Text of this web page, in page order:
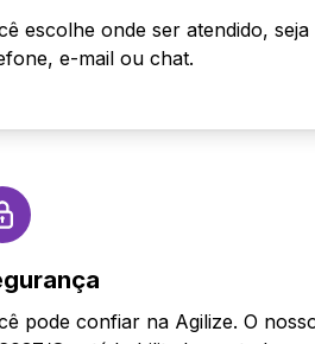
escolhe onde ser atendido,
e-mail ou chat.
pode confiar na Agilize. O